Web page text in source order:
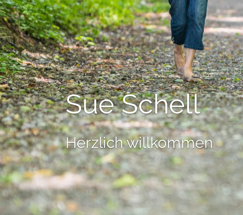
Sue Schell
Herzlich willkommen